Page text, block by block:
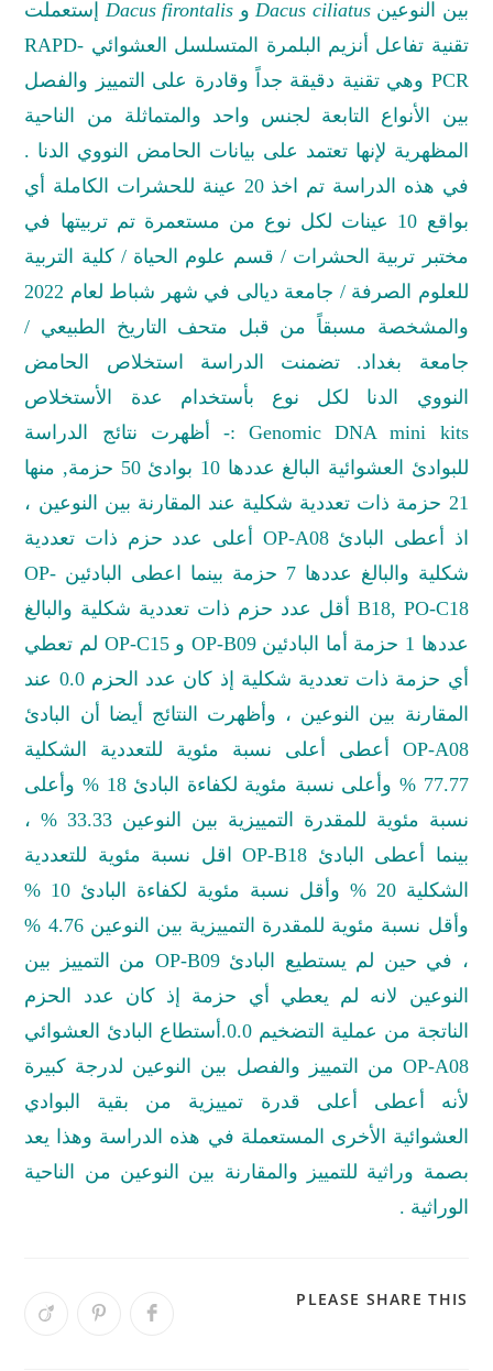
بين النوعينDacus ciliatusو Dacus firontalisإستعملت
تقنية تفاعل أنزيم البلمرة المتسلسل العشوائي RAPD-
PCRوهي تقنية دقيقة جداً وقادرة على التمييز والفصل
بين الأنواع التابعة لجنس واحد والمتماثلة من الناحية
المظهرية لإنها تعتمد على بيانات الحامض النووي الدنا .
في هذه الدراسة تم اخذ 20 عينة للحشرات الكاملة أي
بواقع 10 عينات لكل نوع من مستعمرة تم تربيتها في
مختبر تربية الحشرات / قسم علوم الحياة / كلية التربية
للعلوم الصرفة / جامعة ديالى في شهر شباط لعام 2022
والمشخصة مسبقاً من قبل متحف التاريخ الطبيعي /
جامعة بغداد. تضمنت الدراسة استخلاص الحامض
النووي الدنا لكل نوع بأستخدام عدة الأستخلاص
Genomic DNA mini kits:- أظهرت نتائج الدراسة
للبوادئ العشوائية البالغ عددها 10 بوادئ 50 حزمة, منها
21 حزمة ذات تعددية شكلية عند المقارنة بين النوعين ،
اذ أعطى البادئOP-A08أعلى عدد حزم ذات تعددية
شكلية والبالغ عددها 7 حزمة بينما اعطى البادئين
OP-
B18, PO-C18أقل عدد حزم ذات تعددية شكلية والبالغ
عددها 1 حزمة أما البادئين
OP-B09و OP-C15لم تعطي
أي حزمة ذات تعددية شكلية إذ كان عدد الحزم 0.0 عند
المقارنة بين النوعين ، وأظهرت النتائج أيضا أن البادئ
OP-A08أعطی أعلی نسبة مئوية للتعددية الشكلية
77.77 % وأعلى نسبة مئوية لكفاءة البادئ 18 % وأعلى
نسبة مئوية للمقدرة التمييزية بين النوعين 33.33 % ،
بينما أعطى البادئOP-B18اقل نسبة مئوية للتعددية
الشكلية 20 % وأقل نسبة مئوية لكفاءة البادئ 10 %
وأقل نسبة مئوية للمقدرة التمييزية بين النوعين 4.76 %
، في حين لم يستطيع البادئOP-B09من التمييز بين
النوعين لانه لم يعطي أي حزمة إذ كان عدد الحزم
الناتجة من عملية التضخيم 0.0.أستطاع البادئ العشوائي
OP-A08من التمييز والفصل بين النوعين لدرجة كبيرة
لأنه أعطى أعلى قدرة تمييزية من بقية البوادي
العشوائية الأخرى المستعملة في هذه الدراسة وهذا يعد
بصمة وراثية للتمييز والمقارنة بين النوعين من الناحية
الوراثية .
PLEASE SHARE THIS